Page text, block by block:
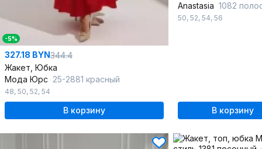
-5%
327.18 BYN344.4
Жакет, Юбка
Мода Юрс 25-2881 красный
48, 50, 52, 54
В корзину
Anastasia 1082
50, 52, 54, 56
В корзину